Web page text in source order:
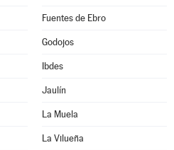
Fuentes de Ebro
Godojos
Ibdes
Jaulín
La Muela
La Vilueña